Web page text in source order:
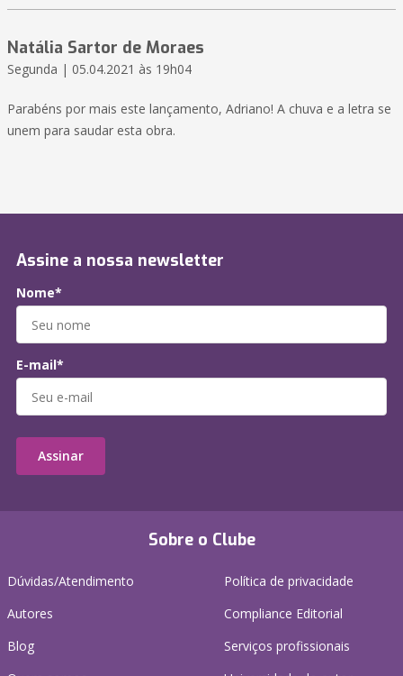
Natália Sartor de Moraes
Segunda | 05.04.2021 às 19h04
Parabéns por mais este lançamento, Adriano! A chuva e a letra se
unem para saudar esta obra.
Sobre o Clube
Dúvidas/Atendimento
Autores
Blog
Política de privacidade
Compliance Editorial
Serviços profissionais
Assine a nossa newsletter
Nome*
E-mail*
Assinar